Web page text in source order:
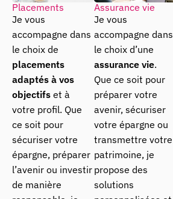
Assurance vie
Je vous
accompagne dans
le choix d’une
assurance vie.
Que ce soit pour
préparer votre
avenir, sécuriser
votre épargne ou
transmettre votre
patrimoine, je
propose des
solutions
Placements
Je vous
accompagne dans
le choix de
placements
adaptés à vos
objectifs et à
votre profil. Que
ce soit pour
sécuriser votre
épargne, préparer
l’avenir ou investir
de manière